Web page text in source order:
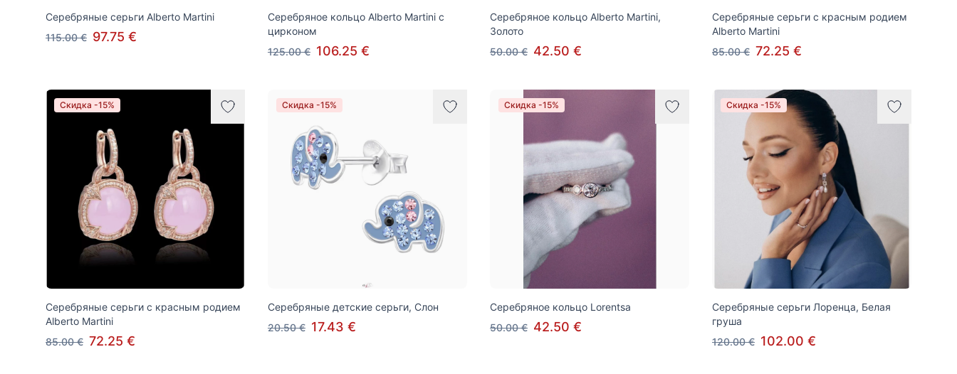
Серебряные серьги Alberto Martini
115.00 € 97.75 €
Серебряное кольцо Alberto Martini с
цирконом
125.00 € 106.25 €
Серебряное кольцо Alberto Martini,
Золото
50.00 € 42.50 €
Серебряные серьги с красным родием
Alberto Martini
85.00 € 72.25 €
Скидка -15%
Серебряные серьги с красным родием
Alberto Martini
85.00 € 72.25 €
Скидка -15%
Серебряные детские серьги, Слон
20.50 € 17.43 €
Скидка -15%
Серебряное кольцо Lorentsa
50.00 € 42.50 €
Скидка -15%
Серебряные серьги Лоренца, Белая
груша
120.00 € 102.00 €